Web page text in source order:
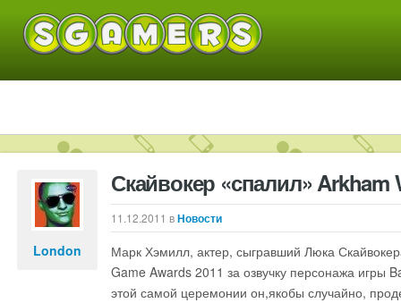
London
Скайвокер «спалил» Arkham
11.12.2011 вНовости
Марк Хэмилл, актер, сыгравший Люка
Game Awards 2011 за озвучку персонажа игры
этой самой церемонии он,якобы случайно,